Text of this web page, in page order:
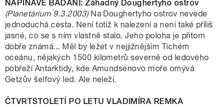
NAPÍNAVÉ BÁDÁNÍ: Záhadný Doughertyho ostrov
(Planetárium 9.3.2003)Na Doughertyho ostrov nevede
jednoduchá cesta. Není totiž k nalezení a není také příliš
jasné, co se s ním vlastně stalo. Jeho poloha je přitom
dobře známá... Měl by ležet v nejjižnějším Tichém
oceánu, nějakých 1500 kilometrů severně od ledového
pobřeží Antarktidy, kde Amundsenovo moře omývá
Getzův šelfový led. Ale neleží.
ČTVRTSTOLETÍ PO LETU VLADIMÍRA REMKA